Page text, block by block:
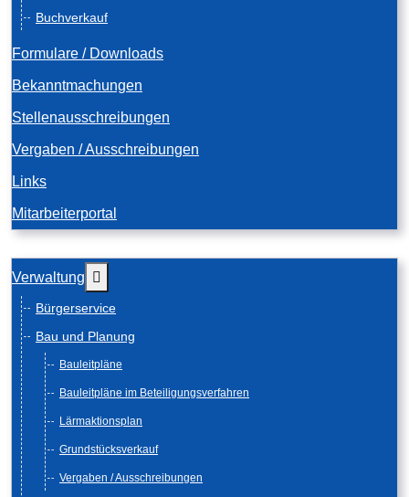
Buchverkauf
Formulare / Downloads
Bekanntmachungen
Stellenausschreibungen
Vergaben / Ausschreibungen
Links
Mitarbeiterportal
Verwaltung
Bürgerservice
Bau und Planung
Bauleitpläne
Bauleitpläne im Beteiligungsverfahren
Lärmaktionsplan
Grundstücksverkauf
Vergaben / Ausschreibungen